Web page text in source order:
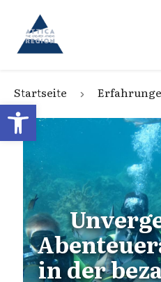
Open toolbar
Go to home
Startseite
in der